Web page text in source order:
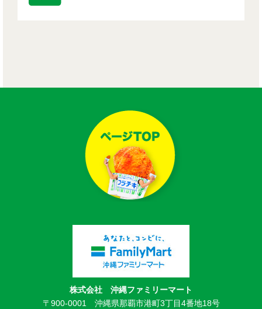
株式会社 沖縄ファミリーマート
〒900-0001 沖縄県那覇市港町3丁目4番地18号